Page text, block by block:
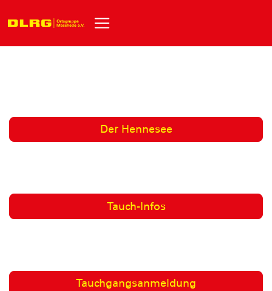
Der Hennesee
Tauch-Infos
Tauchgangsanmeldung